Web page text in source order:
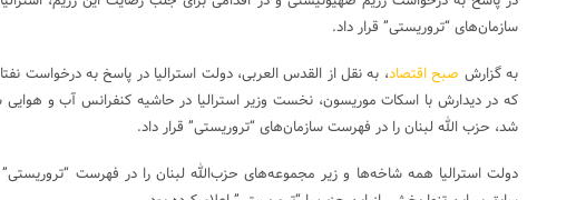
سازمان‌های “تروریستی” قرار داد.
به گزارش صبح اقتصاد، به نقل از القدس العربی، دولت استرالیا در پاسخ به درخواست
که در دیدارش با اسکات موریسون، نخست وزیر استرالیا در حاشیه کنفرانس آب و
شد، حزب الله لبنان را در فهرست سازمان‌های “تروریستی” قرار داد.
دولت استرالیا همه شاخه‌ها و زیر مجموعه‌های حزب‌الله لبنان را در فهرست